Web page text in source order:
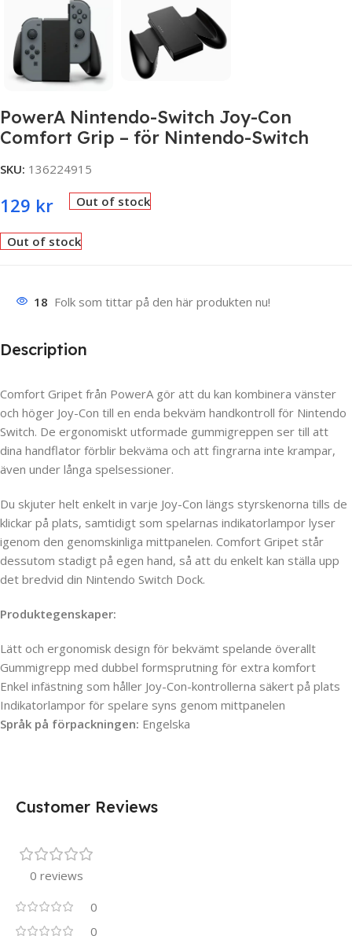
PowerA Nintendo-Switch Joy-Con
Comfort Grip – för Nintendo-Switch
SKU: 136224915
129 kr Out of stock
Out of stock
18 Folk som tittar på den här produkten nu!
Description
Comfort Gripet från PowerA gör att du kan kombinera vänster
och höger Joy-Con till en enda bekväm handkontroll för Nintendo
Switch. De ergonomiskt utformade gummigreppen ser till att
dina handflator förblir bekväma och att fingrarna inte krampar,
även under långa spelsessioner.
Du skjuter helt enkelt in varje Joy-Con längs styrskenorna tills de
klickar på plats, samtidigt som spelarnas indikatorlampor lyser
igenom den genomskinliga mittpanelen. Comfort Gripet står
dessutom stadigt på egen hand, så att du enkelt kan ställa upp
det bredvid din Nintendo Switch Dock.
Produktegenskaper:
Lätt och ergonomisk design för bekvämt spelande överallt
Gummigrepp med dubbel formsprutning för extra komfort
Enkel infästning som håller Joy-Con-kontrollerna säkert på plats
Indikatorlampor för spelare syns genom mittpanelen
Språk på förpackningen: Engelska
Customer Reviews
0 reviews
0
0